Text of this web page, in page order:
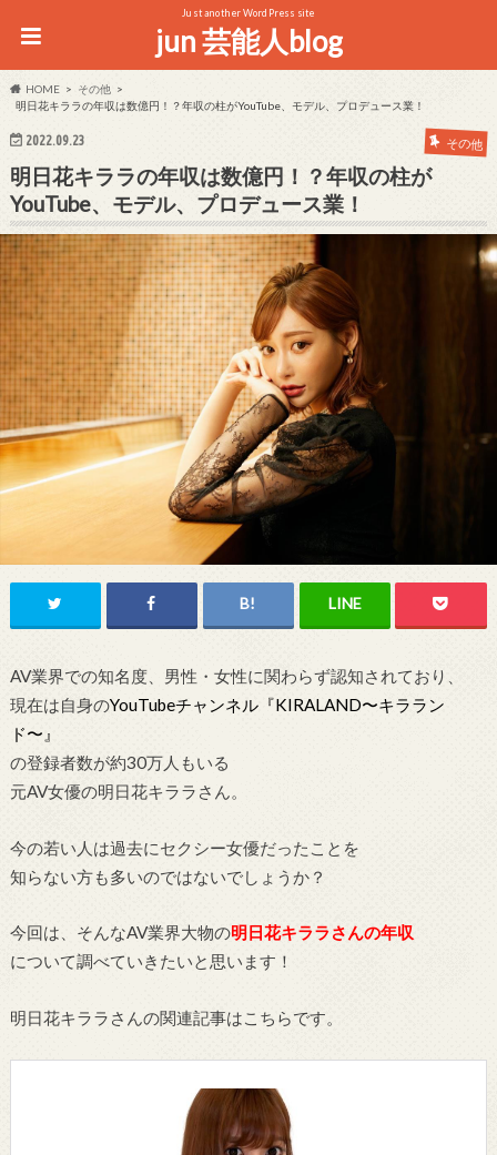
Just another WordPress site
jun 芸能人blog
HOME
その他
明日花キララの年収は数億円！？年収の柱がYouTube、モデル、プロデュース業！
2022.09.23 その他
明日花キララの年収は数億円！？年収の柱が
YouTube、モデル、プロデュース業！
AV業界での知名度、男性・女性に関わらず認知されており、
現在は自身のYouTubeチャンネル『KIRALAND〜キララン
ド〜』
の登録者数が約30万人もいる
元AV女優の明日花キララさん。
今の若い人は過去にセクシー女優だったことを
知らない方も多いのではないでしょうか？
今回は、そんなAV業界大物の明日花キララさんの年収
について調べていきたいと思います！
明日花キララさんの関連記事はこちらです。